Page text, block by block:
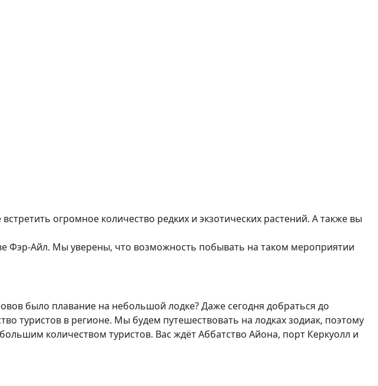
огромное количество редких и экзотических растений. А также вы
Фэр-Айл. Мы уверены, что возможность побывать на таком мероприятии
было плавание на небольшой лодке? Даже сегодня добраться до
туристов в регионе. Мы будем путешествовать на лодках зодиак, поэтому
количеством туристов. Вас ждёт Аббатство Айона, порт Керкуолл и